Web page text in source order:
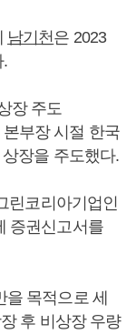
남기천은 2023
.
장 주도
부장 시절 한국
장을 주도했다.
린코리아기업인
증권신고서를
을 목적으로 세
후 비상장 우량